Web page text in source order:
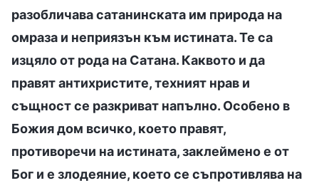
разобличава сатанинската им природа на
омраза и неприязън към истината. Те са
изцяло от рода на Сатана. Каквото и да
правят антихристите, техният нрав и
същност се разкриват напълно. Особено в
Божия дом всичко, което правят,
противоречи на истината, заклеймено е от
Бог и е злодеяние, което се съпротивлява на